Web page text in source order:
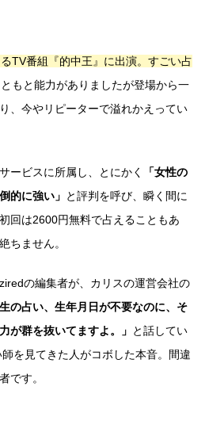
TV番組『的中王』に出演。すごい占
ともと能力がありましたが登場から一
、今やリピーターで溢れかえってい
ービスに所属し、とにかく
「女性の
的に強い」 と評判を呼び、瞬く間に
回は2600円無料で占えることもあ
ちません。
の編集者が、カリスの運営会社の
生の占い、生年月日が不要なのに、そ
が群を抜いてますよ。」 と話してい
を見てきた人がコボした本音。間違
です。